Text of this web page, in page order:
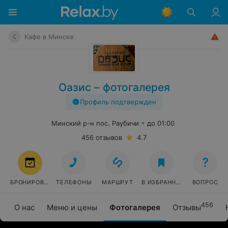
Кафе в Минске
Оазис – фотогалерея
Профиль подтвержден
О нас Меню и цены Фотогалерея Отзывы456
Минский р-н пос. Раубичи
до 01:00
456 отзывов
4.7
БРОНИРОВАТЬ ТЕЛЕФОНЫ МАРШРУТ В ИЗБРАННОЕ ВОПРОС